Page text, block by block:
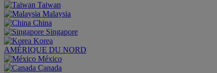
Taiwan
Malaysia
China
Singapore
Korea
AMÉRIQUE DU NORD
México
Canada